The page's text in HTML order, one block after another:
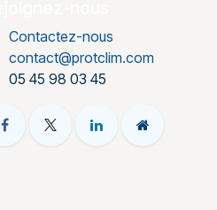
Contactez-nous
contact@protclim.com
05 45 98 03 45